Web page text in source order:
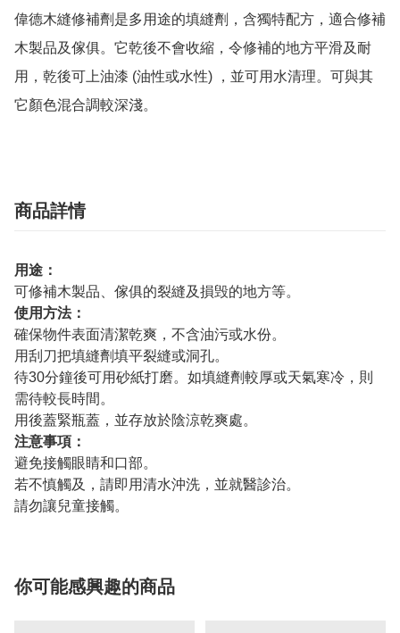
偉德木縫修補劑是多用途的填縫劑，含獨特配方，適合修補
木製品及傢俱。它乾後不會收縮，令修補的地方平滑及耐
用，乾後可上油漆 (油性或水性) ，並可用水清理。可與其
它顏色混合調較深淺。
商品詳情
用途：
可修補木製品、傢俱的裂縫及損毁的地方等。
使用方法：
確保物件表面清潔乾爽，不含油污或水份。
用刮刀把填縫劑填平裂縫或洞孔。
待30分鐘後可用砂紙打磨。如填縫劑較厚或天氣寒冷，則
需待較長時間。
用後蓋緊瓶蓋，並存放於陰涼乾爽處。
注意事項：
避免接觸眼睛和口部。
若不慎觸及，請即用清水沖洗，並就醫診治。
請勿讓兒童接觸。
你可能感興趣的商品